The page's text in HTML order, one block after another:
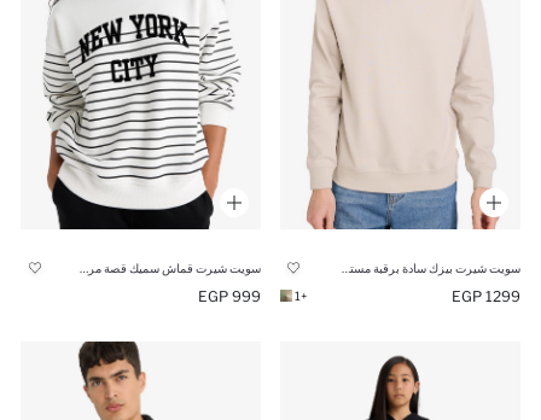
1299 EGP
+1
999 EGP